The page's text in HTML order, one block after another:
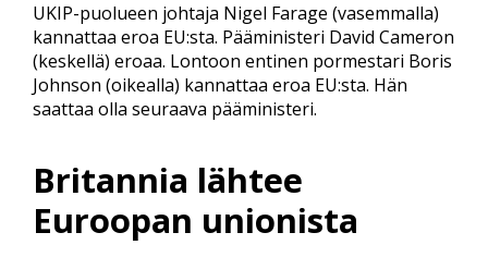
Britannia lähtee
Euroopan unionista
UKIP-puolueen johtaja Nigel Farage (vasemmalla)
kannattaa eroa EU:sta. Pääministeri David Cameron
(keskellä) eroaa. Lontoon entinen pormestari Boris
Johnson (oikealla) kannattaa eroa EU:sta. Hän
saattaa olla seuraava pääministeri.